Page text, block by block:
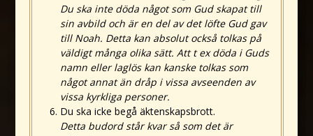
Du ska inte döda något som Gud skapat till
sin avbild och är en del av det löfte Gud gav
till Noah. Detta kan absolut också tolkas på
väldigt många olika sätt. Att t ex döda i Guds
namn eller laglös kan kanske tolkas som
något annat än dråp i vissa avseenden av
vissa kyrkliga personer.
Du ska icke begå äktenskapsbrott.
Detta budord står kvar så som det är